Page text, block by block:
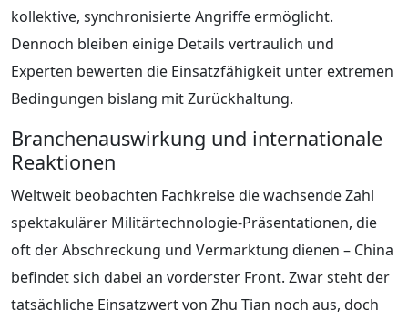
kollektive, synchronisierte Angriffe ermöglicht.
Dennoch bleiben einige Details vertraulich und
Experten bewerten die Einsatzfähigkeit unter extremen
Bedingungen bislang mit Zurückhaltung.
Branchenauswirkung und internationale
Reaktionen
Weltweit beobachten Fachkreise die wachsende Zahl
spektakulärer Militärtechnologie-Präsentationen, die
oft der Abschreckung und Vermarktung dienen – China
befindet sich dabei an vorderster Front. Zwar steht der
tatsächliche Einsatzwert von Zhu Tian noch aus, doch